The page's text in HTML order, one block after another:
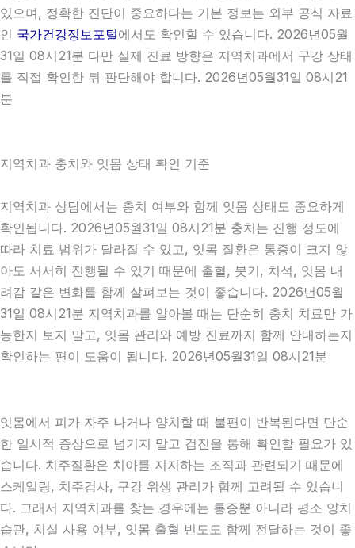
있으며, 정확한 진단이 중요하다는 기본 정보는 외부 공식 자료
인 국가건강정보포털에서도 확인할 수 있습니다. 2026년05월
31일 08시21분 다만 실제 진료 방향은 지역치과에서 구강 상태
를 직접 확인한 뒤 판단해야 합니다. 2026년05월31일 08시21
분
지역치과 충치와 잇몸 상태 확인 기준
지역치과 상담에서는 충치 여부와 함께 잇몸 상태도 중요하게
확인됩니다. 2026년05월31일 08시21분 충치는 진행 정도에
따라 치료 범위가 달라질 수 있고, 잇몸 질환은 통증이 크지 않
아도 서서히 진행될 수 있기 때문에 출혈, 붓기, 치석, 잇몸 내
려감 같은 변화를 함께 살펴보는 것이 좋습니다. 2026년05월
31일 08시21분 지역치과를 알아볼 때는 단순히 충치 치료만 가
능한지 보지 말고, 잇몸 관리와 예방 진료까지 함께 안내하는지
확인하는 편이 도움이 됩니다. 2026년05월31일 08시21분
잇몸에서 피가 자주 나거나 양치할 때 불편이 반복된다면 단순
한 일시적 증상으로 넘기지 말고 검진을 통해 확인할 필요가 있
습니다. 치주질환은 치아를 지지하는 조직과 관련되기 때문에
스케일링, 치주검사, 구강 위생 관리가 함께 고려될 수 있습니
다. 그래서 지역치과를 찾는 경우에는 통증뿐 아니라 평소 양치
습관, 치실 사용 여부, 잇몸 출혈 빈도도 함께 전달하는 것이 좋